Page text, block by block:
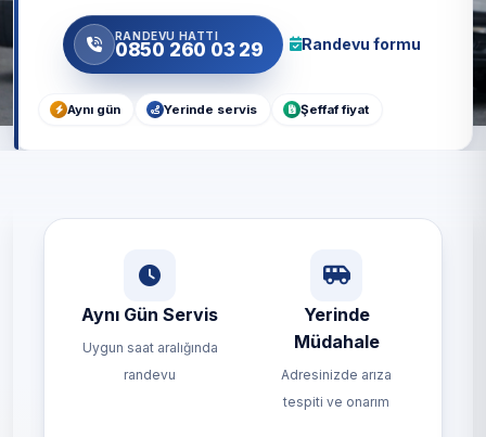
RANDEVU HATTI
0850 260 03 29 Randevu formu
Aynı gün Yerinde servis Şeffaf fiyat
Aynı Gün Servis
Uygun saat aralığında
randevu
Yerinde
Müdahale
Adresinizde arıza
tespiti ve onarım